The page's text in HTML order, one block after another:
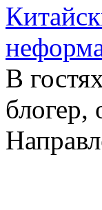
В
блогер,